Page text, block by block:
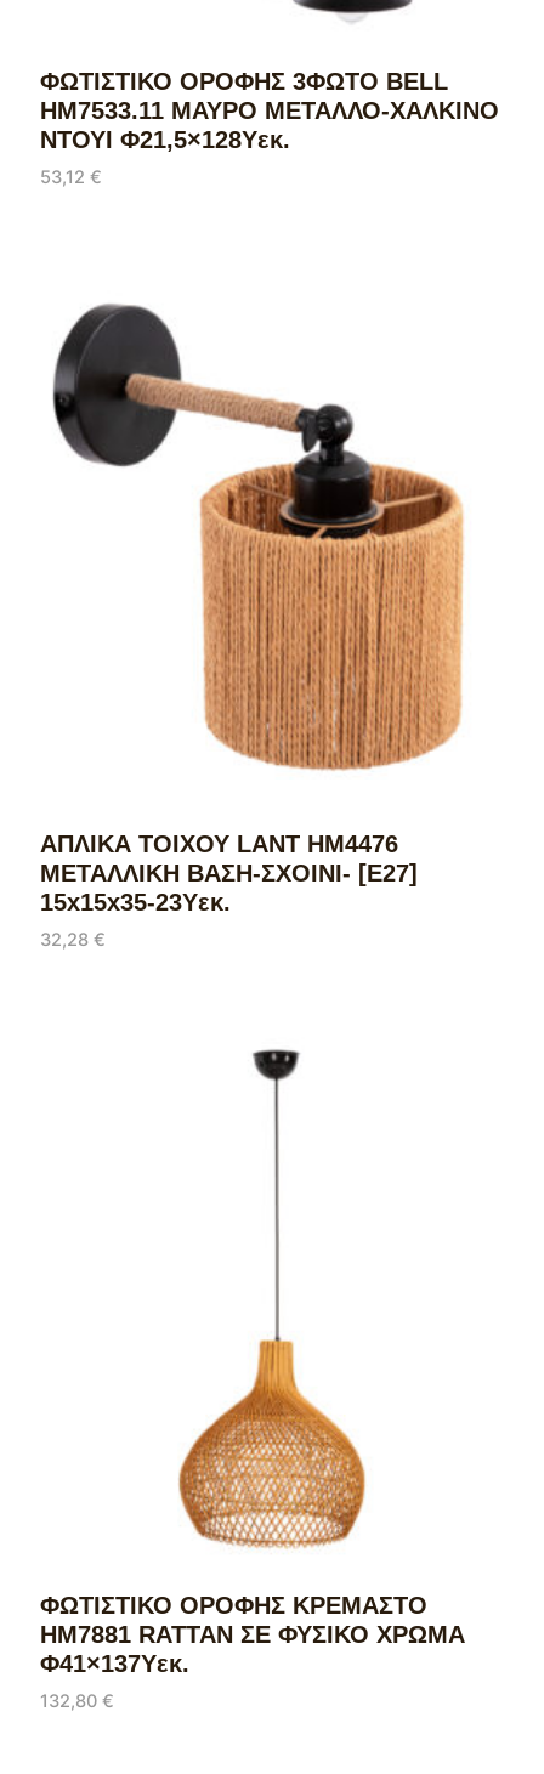
ΦΩΤΙΣΤΙΚΟ ΟΡΟΦΗΣ 3ΦΩΤΟ BELL
HM7533.11 ΜΑΥΡΟ ΜΕΤΑΛΛΟ-ΧΑΛΚΙΝΟ
ΝΤΟΥΙ Φ21,5×128Υεκ.
53,12 €
ΑΠΛΙΚΑ ΤΟΙΧΟΥ LANT HM4476
ΜΕΤΑΛΛΙΚΗ ΒΑΣΗ-ΣΧΟΙΝΙ- [Ε27]
15x15x35-23Υεκ.
32,28 €
ΦΩΤΙΣΤΙΚΟ ΟΡΟΦΗΣ ΚΡΕΜΑΣΤΟ
HM7881 RATTAN ΣΕ ΦΥΣΙΚΟ ΧΡΩΜΑ
Φ41×137Υεκ.
132,80 €